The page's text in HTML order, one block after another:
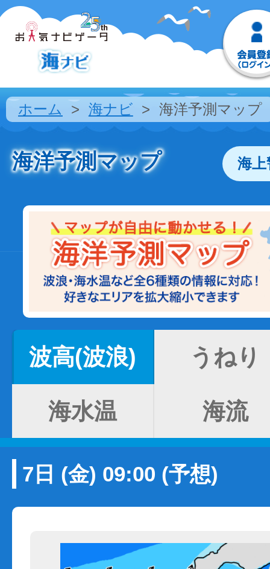
ホーム 海ナビ 海洋予測マップ
海洋予測マップ 海
波高(波浪) うねり
海水温 海流
7日 (金) 09:00 (予想)